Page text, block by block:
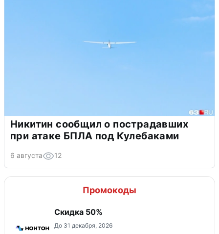
Никитин сообщил о пострадавших
при атаке БПЛА под Кулебаками
6 августа 12
Промокоды
Скидка 50%
До 31 декабря, 2026